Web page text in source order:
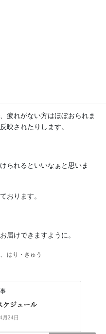
疲れがない方はほぼおられま
映されたりします。
られるといいなぁと思いま
おります。
届けできますように。
、 はり・きゅう
ケジュール
月24日